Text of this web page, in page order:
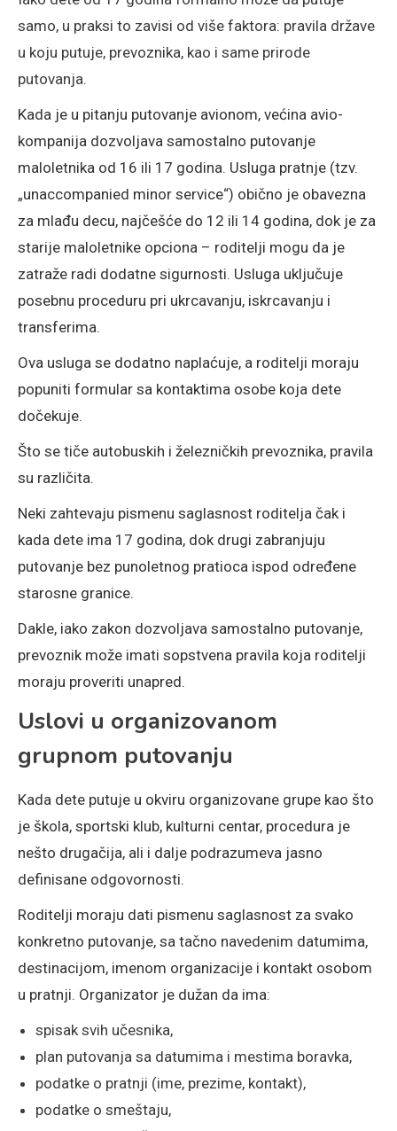
samo, u praksi to zavisi od više faktora: pravila države
u koju putuje, prevoznika, kao i same prirode
putovanja.
Kada je u pitanju putovanje avionom, većina avio-
kompanija dozvoljava samostalno putovanje
maloletnika od 16 ili 17 godina. Usluga pratnje (tzv.
„unaccompanied minor service“) obično je obavezna
za mlađu decu, najčešće do 12 ili 14 godina, dok je za
starije maloletnike opciona – roditelji mogu da je
zatraže radi dodatne sigurnosti. Usluga uključuje
posebnu proceduru pri ukrcavanju, iskrcavanju i
transferima.
Ova usluga se dodatno naplaćuje, a roditelji moraju
popuniti formular sa kontaktima osobe koja dete
dočekuje.
Što se tiče autobuskih i železničkih prevoznika, pravila
su različita.
Neki zahtevaju pismenu saglasnost roditelja čak i
kada dete ima 17 godina, dok drugi zabranjuju
putovanje bez punoletnog pratioca ispod određene
starosne granice.
Dakle, iako zakon dozvoljava samostalno putovanje,
prevoznik može imati sopstvena pravila koja roditelji
moraju proveriti unapred.
Uslovi u organizovanom
grupnom putovanju
Kada dete putuje u okviru organizovane grupe kao što
je škola, sportski klub, kulturni centar, procedura je
nešto drugačija, ali i dalje podrazumeva jasno
definisane odgovornosti.
Roditelji moraju dati pismenu saglasnost za svako
konkretno putovanje, sa tačno navedenim datumima,
destinacijom, imenom organizacije i kontakt osobom
u pratnji. Organizator je dužan da ima:
spisak svih učesnika,
plan putovanja sa datumima i mestima boravka,
podatke o pratnji (ime, prezime, kontakt),
podatke o smeštaju,